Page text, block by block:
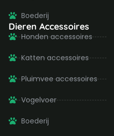
Boederij
Dieren Accessoires
Honden accessoires
Katten accessoires
Pluimvee accessoires
Vogelvoer
Boederij